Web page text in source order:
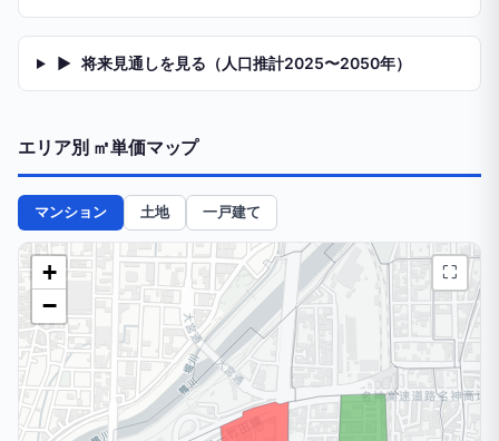
▶ 将来見通しを見る（人口推計2025〜2050年）
エリア別 ㎡単価マップ
マンション 土地 一戸建て
+
−
⛶